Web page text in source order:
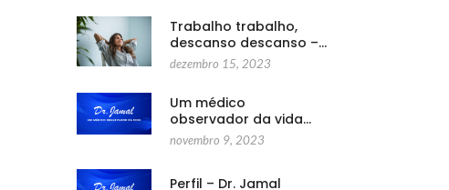
Trabalho trabalho,
descanso descanso –…
dezembro 15, 2023
Um médico
observador da vida…
novembro 9, 2023
Perfil – Dr. Jamal